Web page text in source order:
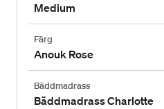
Medium
Färg
Anouk Rose
Bäddmadrass
Bäddmadrass Charlotte